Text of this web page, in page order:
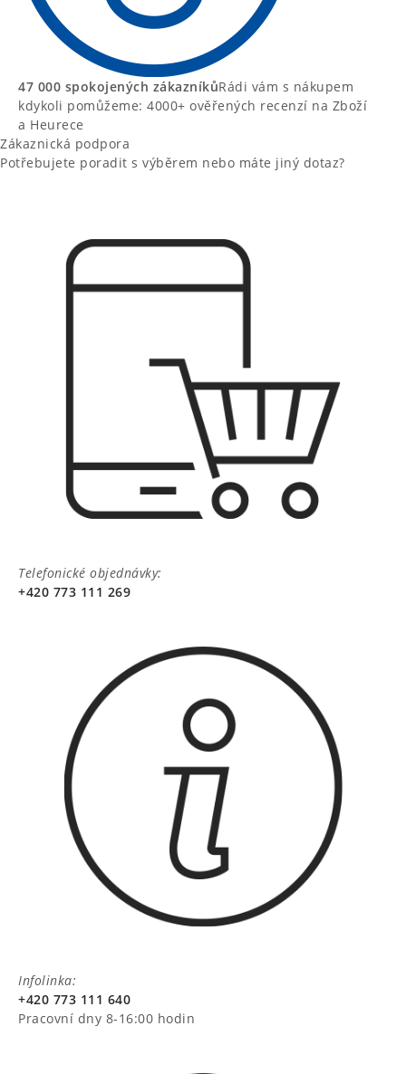
47 000 spokojených zákazníkůRádi vám s nákupem
kdykoli pomůžeme: 4000+ ověřených recenzí na Zboží
a Heurece
Zákaznická podpora
Potřebujete poradit s výběrem nebo máte jiný dotaz?
Telefonické objednávky:
+420 773 111 269
Infolinka:
+420 773 111 640
Pracovní dny 8-16:00 hodin